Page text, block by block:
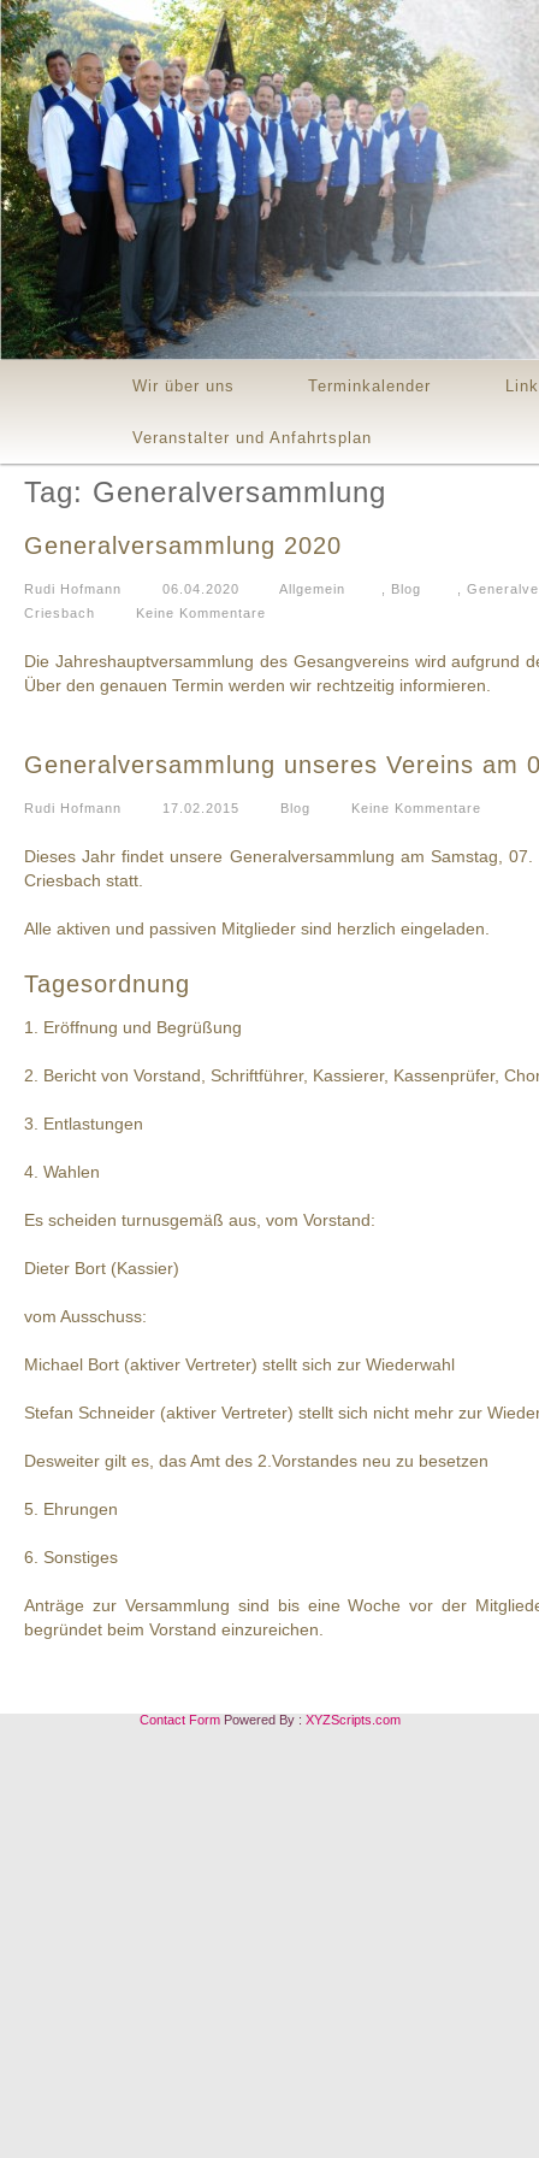
Skip to primary content
Skip to secondary content
Wir über uns Terminkalender
Veranstalter und Anfahrtsplan
Tag: Generalversammlung
Generalversammlung 2020
Rudi Hofmann 06.04.2020 Allgemein Blog
Criesbach
Keine Kommentare
Die Jahreshauptversammlung des Gesangvereins wird aufgrund
Über den genauen Termin werden wir rechtzeitig informieren.
Generalversammlung unseres Vereins am
Rudi Hofmann 17.02.2015 Blog Keine Kommentare
Dieses Jahr findet unsere Generalversammlung am Samstag,
Criesbach statt.
Alle aktiven und passiven Mitglieder sind herzlich eingeladen.
Tagesordnung
1. Eröffnung und Begrüßung
2. Bericht von Vorstand, Schriftführer, Kassierer, Kassenprüfer,
3. Entlastungen
4. Wahlen
Es scheiden turnusgemäß aus, vom Vorstand:
Dieter Bort (Kassier)
vom Ausschuss:
Michael Bort (aktiver Vertreter) stellt sich zur Wiederwahl
Stefan Schneider (aktiver Vertreter) stellt sich nicht mehr zur
Desweiter gilt es, das Amt des 2.Vorstandes neu zu besetzen
5. Ehrungen
6. Sonstiges
Anträge zur Versammlung sind bis eine Woche vor der
begründet beim Vorstand einzureichen.
Contact FormPowered By : XYZScripts.com